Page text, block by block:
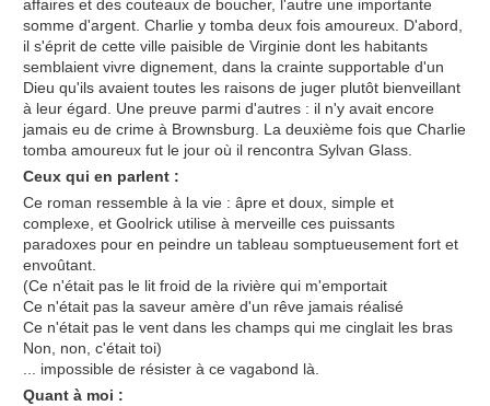
affaires et des couteaux de boucher, l'autre une importante
somme d'argent. Charlie y tomba deux fois amoureux. D'abord,
il s'éprit de cette ville paisible de Virginie dont les habitants
semblaient vivre dignement, dans la crainte supportable d'un
Dieu qu'ils avaient toutes les raisons de juger plutôt bienveillant
à leur égard. Une preuve parmi d'autres : il n'y avait encore
jamais eu de crime à Brownsburg. La deuxième fois que Charlie
tomba amoureux fut le jour où il rencontra Sylvan Glass.
Ceux qui en parlent :
Ce roman ressemble à la vie : âpre et doux, simple et
complexe, et Goolrick utilise à merveille ces puissants
paradoxes pour en peindre un tableau somptueusement fort et
envoûtant.
(Ce n'était pas le lit froid de la rivière qui m'emportait
Ce n'était pas la saveur amère d'un rêve jamais réalisé
Ce n'était pas le vent dans les champs qui me cinglait les bras
Non, non, c'était toi)
... impossible de résister à ce vagabond là.
Quant à moi :